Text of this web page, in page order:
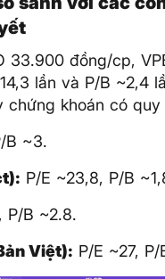
33.900 đồng/cp,
lần và P/B ~2,4
khoán có quy
B ~3.
P/E ~23,8, P/B
P/B ~2.8.
Việt): P/E ~27, P/